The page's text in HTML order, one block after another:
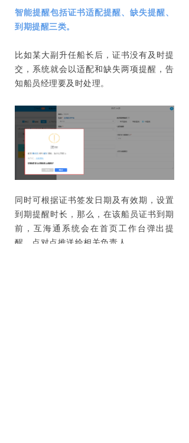
智能提醒包括证书适配提醒、缺失提醒、
到期提醒三类。
比如某大副升任船长后，证书没有及时提
交，系统就会以适配和缺失两项提醒，告
知船员经理要及时处理。
同时可根据证书签发日期及有效期，设置
到期提醒时长，那么，在该船员证书到期
前，互海通系统会在首页工作台弹出提
醒，点对点推送给相关负责人。